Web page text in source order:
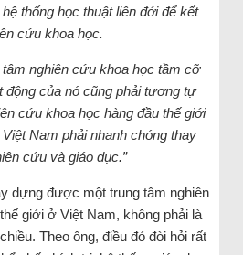
thống học thuật liên đới để kết
cứu khoa học.
nghiên cứu khoa học tầm cỡ
động của nó cũng phải tương tự
cứu khoa học hàng đầu thế giới
Nam phải nhanh chóng thay
cứu và giáo dục.”
dựng được một trung tâm nghiên
giới ở Việt Nam, không phải là
Theo ông, điều đó đòi hỏi rất